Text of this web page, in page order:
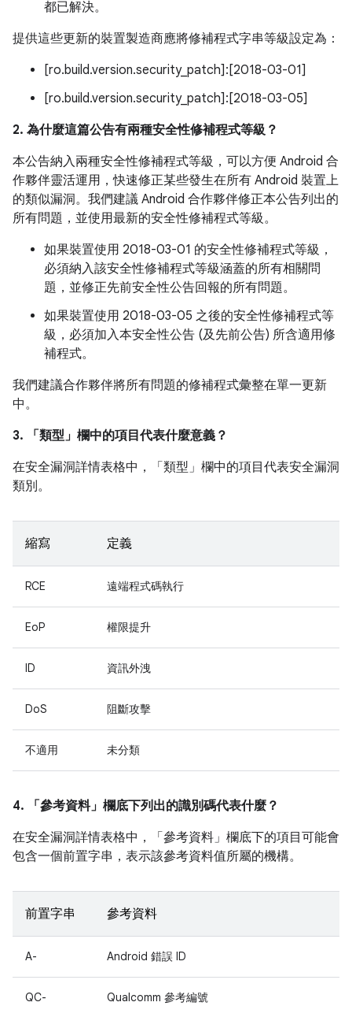
都已解決。
提供這些更新的裝置製造商應將修補程式字串等級設定為：
[ro.build.version.security_patch]:[2018-03-01]
[ro.build.version.security_patch]:[2018-03-05]
2. 為什麼這篇公告有兩種安全性修補程式等級？
本公告納入兩種安全性修補程式等級，可以方便 Android 合
作夥伴靈活運用，快速修正某些發生在所有 Android 裝置上
的類似漏洞。我們建議 Android 合作夥伴修正本公告列出的
所有問題，並使用最新的安全性修補程式等級。
如果裝置使用 2018-03-01 的安全性修補程式等級，
必須納入該安全性修補程式等級涵蓋的所有相關問
題，並修正先前安全性公告回報的所有問題。
如果裝置使用 2018-03-05 之後的安全性修補程式等
級，必須加入本安全性公告 (及先前公告) 所含適用修
補程式。
我們建議合作夥伴將所有問題的修補程式彙整在單一更新
中。
3. 「類型」 欄中的項目代表什麼意義？
在安全漏洞詳情表格中，「類型」 欄中的項目代表安全漏洞
類別。
縮寫 定義
RCE 遠端程式碼執行
EoP 權限提升
ID 資訊外洩
DoS 阻斷攻擊
不適用 未分類
4. 「參考資料」 欄底下列出的識別碼代表什麼？
在安全漏洞詳情表格中，「參考資料」 欄底下的項目可能會
包含一個前置字串，表示該參考資料值所屬的機構。
前置字串 參考資料
A- Android 錯誤 ID
QC- Qualcomm 參考編號